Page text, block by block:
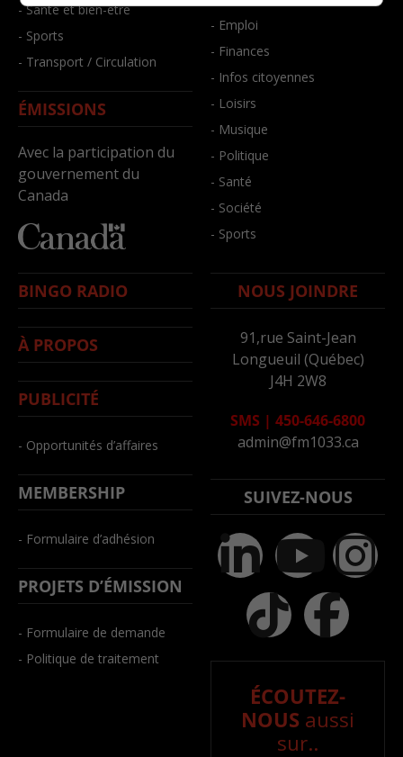
- Santé et bien-être
- Sports
- Transport / Circulation
ÉMISSIONS
Avec la participation du
gouvernement du
Canada
- Emploi
- Finances
- Infos citoyennes
- Loisirs
- Musique
- Politique
- Santé
- Société
- Sports
BINGO RADIO
À PROPOS
PUBLICITÉ
- Opportunités d’affaires
MEMBERSHIP
- Formulaire d’adhésion
PROJETS D’ÉMISSION
- Formulaire de demande
- Politique de traitement
NOUS JOINDRE
91,rue Saint-Jean
Longueuil (Québec)
J4H 2W8
SMS | 450-646-6800
admin@fm1033.ca
SUIVEZ-NOUS
ÉCOUTEZ-
NOUS aussi
sur..